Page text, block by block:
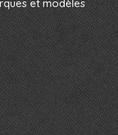
et modèles